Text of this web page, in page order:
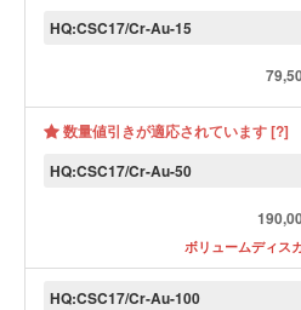
HQ:CSC17/Cr-Au-15
数量値引きが適応されています [?]
HQ:CSC17/Cr-Au-50
ボリュームディス
HQ:CSC17/Cr-Au-100